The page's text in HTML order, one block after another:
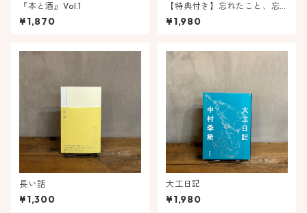
『本と酒』Vol.1
¥1,870
【特典付き】忘れたこと、忘
れないままのこと
¥1,980
長い話
¥1,300
大工日記
¥1,980